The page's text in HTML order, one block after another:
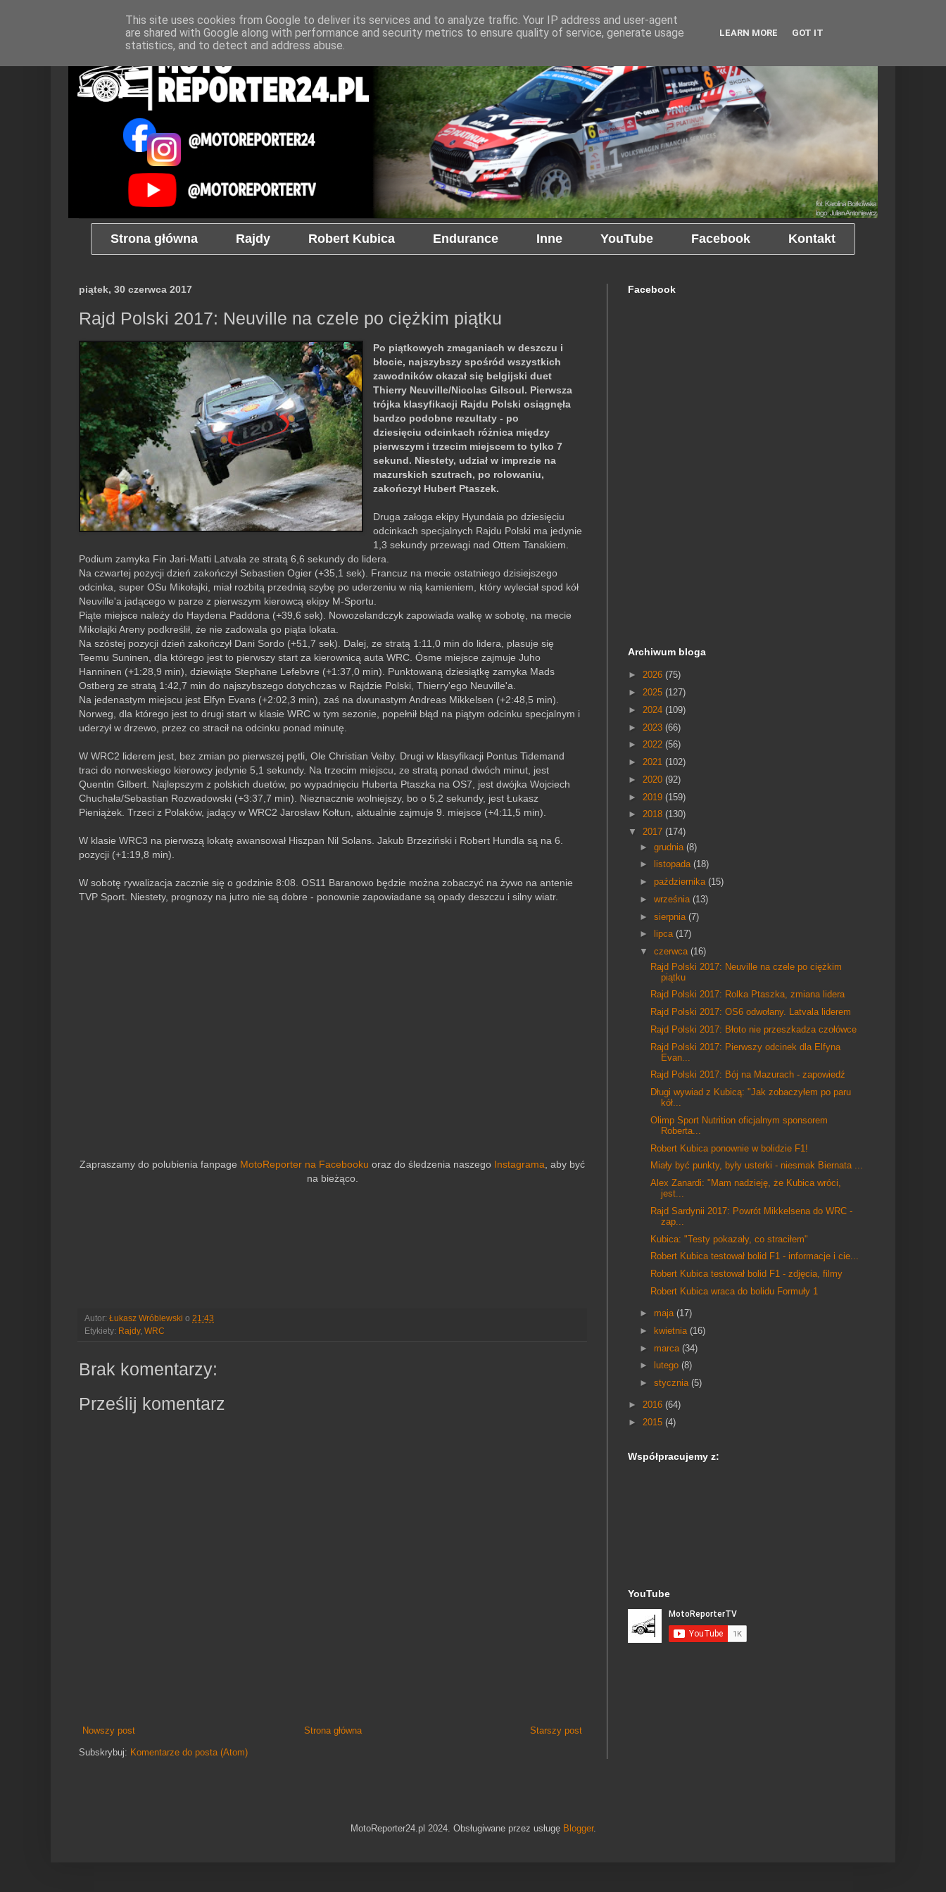
Strona główna Rajdy Robert Kubica Endurance Inne YouTube Facebook Kontakt
piątek, 30 czerwca 2017
Rajd Polski 2017: Neuville na czele po ciężkim piątku
Po piątkowych zmaganiach w deszczu i
błocie, najszybszy spośród wszystkich
zawodników okazał się belgijski duet
Thierry Neuville/Nicolas Gilsoul. Pierwsza
trójka klasyfikacji Rajdu Polski osiągnęła
bardzo podobne rezultaty - po
dziesięciu odcinkach różnica między
pierwszym i trzecim miejscem to tylko 7
sekund. Niestety, udział w imprezie na
mazurskich szutrach, po rolowaniu,
zakończył Hubert Ptaszek.
Druga załoga ekipy Hyundaia po dziesięciu
odcinkach specjalnych Rajdu Polski ma jedynie
1,3 sekundy przewagi nad Ottem Tanakiem.
Podium zamyka Fin Jari-Matti Latvala ze stratą 6,6 sekundy do lidera.
Na czwartej pozycji dzień zakończył Sebastien Ogier (+35,1 sek). Francuz na mecie ostatniego dzisiejszego
odcinka, super OSu Mikołajki, miał rozbitą przednią szybę po uderzeniu w nią kamieniem, który wyleciał spod kół
Neuville'a jadącego w parze z pierwszym kierowcą ekipy M-Sportu.
Piąte miejsce należy do Haydena Paddona (+39,6 sek). Nowozelandczyk zapowiada walkę w sobotę, na mecie
Mikołajki Areny podkreślił, że nie zadowala go piąta lokata.
Na szóstej pozycji dzień zakończył Dani Sordo (+51,7 sek). Dalej, ze stratą 1:11,0 min do lidera, plasuje się
Teemu Suninen, dla którego jest to pierwszy start za kierownicą auta WRC. Ósme miejsce zajmuje Juho
Hanninen (+1:28,9 min), dziewiąte Stephane Lefebvre (+1:37,0 min). Punktowaną dziesiątkę zamyka Mads
Ostberg ze stratą 1:42,7 min do najszybszego dotychczas w Rajdzie Polski, Thierry'ego Neuville'a.
Na jedenastym miejscu jest Elfyn Evans (+2:02,3 min), zaś na dwunastym Andreas Mikkelsen (+2:48,5 min).
Norweg, dla którego jest to drugi start w klasie WRC w tym sezonie, popełnił błąd na piątym odcinku specjalnym i
uderzył w drzewo, przez co stracił na odcinku ponad minutę.
W WRC2 liderem jest, bez zmian po pierwszej pętli, Ole Christian Veiby. Drugi w klasyfikacji Pontus Tidemand
traci do norweskiego kierowcy jedynie 5,1 sekundy. Na trzecim miejscu, ze stratą ponad dwóch minut, jest
Quentin Gilbert. Najlepszym z polskich duetów, po wypadnięciu Huberta Ptaszka na OS7, jest dwójka Wojciech
Chuchała/Sebastian Rozwadowski (+3:37,7 min). Nieznacznie wolniejszy, bo o 5,2 sekundy, jest Łukasz
Pieniążek. Trzeci z Polaków, jadący w WRC2 Jarosław Kołtun, aktualnie zajmuje 9. miejsce (+4:11,5 min).
W klasie WRC3 na pierwszą lokatę awansował Hiszpan Nil Solans. Jakub Brzeziński i Robert Hundla są na 6.
pozycji (+1:19,8 min).
W sobotę rywalizacja zacznie się o godzinie 8:08. OS11 Baranowo będzie można zobaczyć na żywo na antenie
TVP Sport. Niestety, prognozy na jutro nie są dobre - ponownie zapowiadane są opady deszczu i silny wiatr.
Zapraszamy do polubienia fanpage MotoReporter na Facebooku oraz do śledzenia naszego Instagrama, aby być
na bieżąco.
Autor: Łukasz Wróblewski o 21:43
Etykiety: Rajdy, WRC
Brak komentarzy:
Prześlij komentarz
Nowszy post Starszy post
Strona główna
Subskrybuj: Komentarze do posta (Atom)
Facebook
Archiwum bloga
► 2026 (75)
► 2025 (127)
► 2024 (109)
► 2023 (66)
► 2022 (56)
► 2021 (102)
► 2020 (92)
► 2019 (159)
► 2018 (130)
▼ 2017 (174)
► grudnia (8)
►
listopada (18)
► października (15)
► września (13)
► sierpnia (7)
►
lipca (17)
▼ czerwca (16)
Rajd Polski 2017: Neuville na czele po ciężkim
piątku
Rajd Polski 2017: Rolka Ptaszka, zmiana lidera
Rajd Polski 2017: OS6 odwołany. Latvala liderem
Rajd Polski 2017: Błoto nie przeszkadza czołówce
Rajd Polski 2017: Pierwszy odcinek dla Elfyna
Evan...
Rajd Polski 2017: Bój na Mazurach - zapowiedź
Długi wywiad z Kubicą: "Jak zobaczyłem po paru
kół...
Olimp Sport Nutrition oficjalnym sponsorem
Roberta...
Robert Kubica ponownie w bolidzie F1!
Miały być punkty, były usterki - niesmak Biernata ...
Alex Zanardi: "Mam nadzieję, że Kubica wróci,
jest...
Rajd Sardynii 2017: Powrót Mikkelsena do WRC -
zap...
Kubica: "Testy pokazały, co straciłem"
Robert Kubica testował bolid F1 - informacje i cie...
Robert Kubica testował bolid F1 - zdjęcia, filmy
Robert Kubica wraca do bolidu Formuły 1
► maja (17)
►
kwietnia (16)
► marca (34)
►
lutego (8)
► stycznia (5)
► 2016 (64)
► 2015 (4)
Współpracujemy z:
YouTube
MotoReporter24.pl 2024. Obsługiwane przez usługę Blogger.
This site uses cookies from Google to deliver its services and to analyze traffic. Your IP address and user-agent
are shared with Google along with performance and security metrics to ensure quality of service, generate usage
statistics, and to detect and address abuse.
LEARN MORE GOT IT